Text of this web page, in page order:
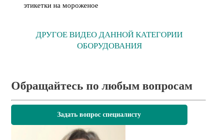
этикетки на мороженое
ДРУГОЕ ВИДЕО ДАННОЙ КАТЕГОРИИ
ОБОРУДОВАНИЯ
Обращайтесь по любым вопросам
Задать вопрос специалисту